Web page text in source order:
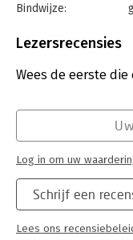
‘Een schitterend
Observer
Bindwijze:
Uitgever:
Verschijningsdatum:
Lezersrecensies
Wees de eerste
Schrijf een
Lees ons
Log in om uw